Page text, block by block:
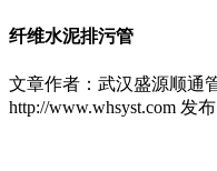
纤维水泥排污管
文章作者：武汉盛源顺
http://www.whsyst.com 发